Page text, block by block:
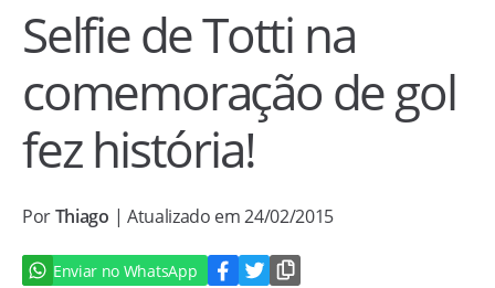
Selfie de Totti na
comemoração de gol
fez história!
PorThiago | Atualizado em 24/02/2015
Enviar no WhatsApp